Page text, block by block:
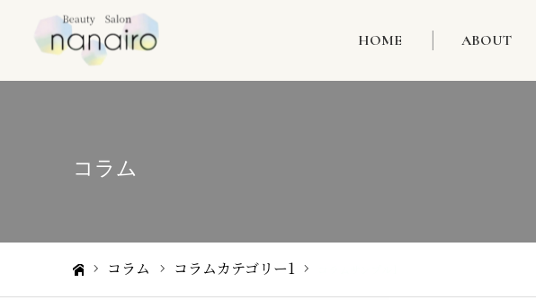
HOME ABOUT
コラム
ホーム
コラム コラムカテゴリー1